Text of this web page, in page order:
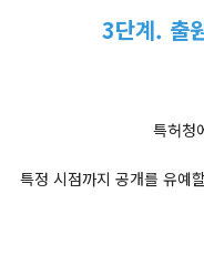
3단계. 출
특허청
특정 시점까지 공개를 유예